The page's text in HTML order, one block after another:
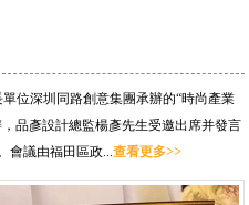
長單位深圳同路創意集團承辦的“時尚產業
，品彥設計總監楊彥先生受邀出席并發言
會議由福田區政...查看更多>>